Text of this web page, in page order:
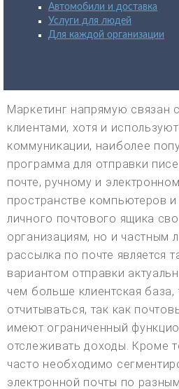
Автомобили и доставка
Услуги для людей
Для каждой организации
Маркетинг напрямую связан
клиентами, хотя и
коммуникации, наиболее
программа для отправки
почте, ручному и
пространстве компьютеров и
личного почтового ящика
организациям, но и частным
рассылка по почте является
вариантом отправки
чем больше клиентская
отчитываться, так как
имеют ограниченный
отслеживать доходы. Кроме
часто необходимо
электронной почты по